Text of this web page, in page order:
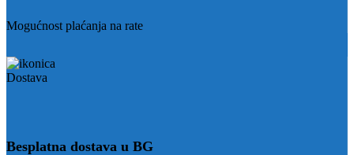
Mogućnost plaćanja na rate
Besplatna dostava u BG